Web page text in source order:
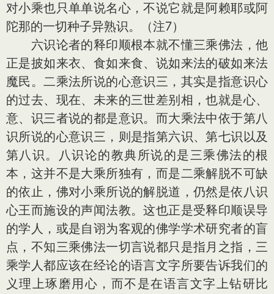
对小乘也只单单说名心，不说它就是阿赖耶或阿
陀那的一切种子异熟识。（注7）
六识论者的释印顺根本就不懂三乘佛法，他
正是披如来衣、食如来食、说如来法的破如来法
魔民。二乘法所说的心意识三，其实是指意识心
的过去、现在、未来的三世差别相，也就是心、
意、识三者说的都是意识。而大乘法中依于第八
识所说的心意识三，则是指第六识、第七识以及
第八识。八识论的教典所说的是三乘佛法的根
本，这并不是大乘所独有，而是二乘解脱不可缺
的依止，佛对小乘所说的解脱道，仍然是依八识
心王而施设的声闻法教。这也正是受释印顺误导
的学人，或是自诩为客观的佛学学术研究者的盲
点，不知三乘佛法一切言说都只是指月之指，三
乘学人都应该在经论的语言文字所要告诉我们的
义理上琢磨用心，而不是在语言文字上钻研比